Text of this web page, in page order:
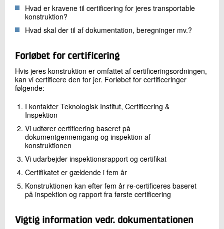
Hvad er kravene til certificering for jeres transportable
konstruktion?
Hvad skal der til af dokumentation, beregninger mv.?
Forløbet for certificering
Hvis jeres konstruktion er omfattet af certificeringsordningen,
kan vi certificere den for jer. Forløbet for certificeringer
følgende:
I kontakter Teknologisk Institut, Certificering &
Inspektion
Vi udfører certificering baseret på
dokumentgennemgang og inspektion af
konstruktionen
Vi udarbejder inspektionsrapport og certifikat
Certifikatet er gældende i fem år
Konstruktionen kan efter fem år re-certificeres baseret
på inspektion og rapport fra første certificering
Vigtig information vedr. dokumentationen